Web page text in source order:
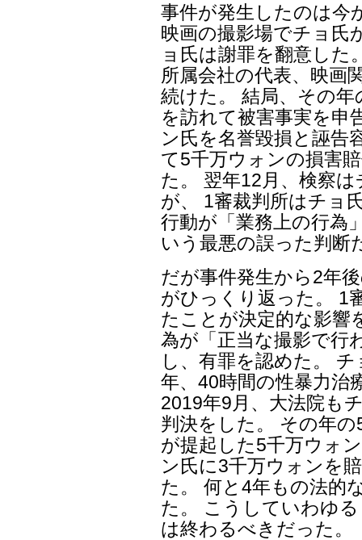
事件が発生したのは今
映画の撮影場でチョ氏
ョ氏は謝罪を翻意した
所属会社の代表、映画
続けた。 結局、その
を訪れて被害事実を申
ン氏を名誉毀損と誣告
て5千万ウォンの損害
た。 翌年12月、検察
が、 1審裁判所はチョ
行動が「業務上の行為
いう最悪の誤った判断
だが事件発生から2年
がひっくり返った。 1
たことが決定的な影響
為が「正当な撮影で行
し、有罪を認めた。
年、40時間の性暴力治
2019年9月、大法院も
判決をした。 その年
が提起した5千万ウォ
ン氏に3千万ウォンを
た。 何と4年もの法的
た。 こうしていわゆ
は終わるべきだった。